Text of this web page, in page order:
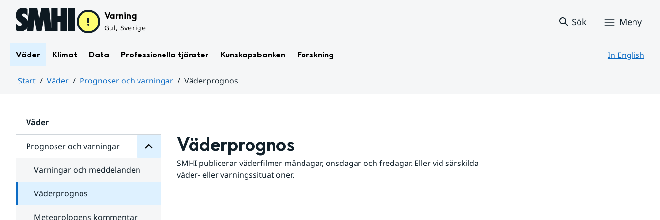
Hoppa till sidans innehåll Varning
Gul, Sverige
Sök Meny
Väder Klimat Data Professionella tjänster Kunskapsbanken Forskning In English
Start Väder Prognoser och varningar
Väderprognos
Väder
Prognoser och varningar
för
varningar
Varningar och meddelanden
Väderprognos
Meteorologens kommentar
Väderprognos
SMHI publicerar väderfilmer måndagar, onsdagar och fredagar. Eller vid särskilda
väder- eller varningssituationer.